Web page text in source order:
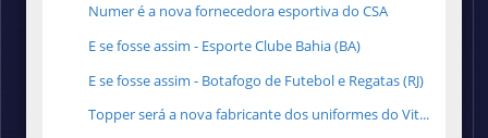
Numer é a nova fornecedora esportiva do CSA
E se fosse assim - Esporte Clube Bahia (BA)
E se fosse assim - Botafogo de Futebol e Regatas (RJ)
Topper será a nova fabricante dos uniformes do Vit...